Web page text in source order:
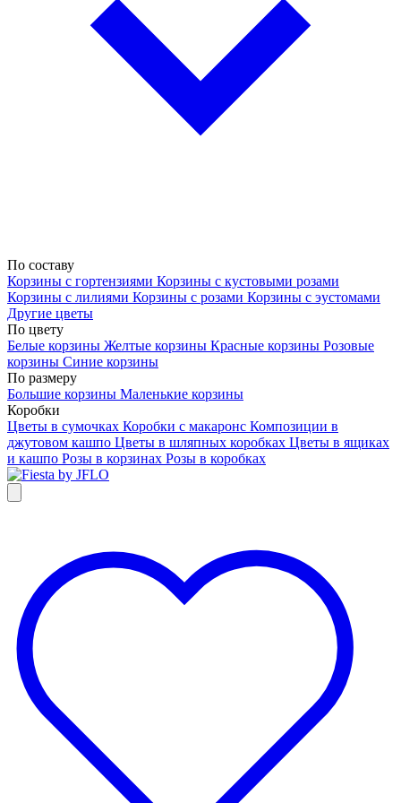
По составу
Корзины с гортензиями Корзины с кустовыми розами
Корзины с лилиями Корзины с розами Корзины с эустомами
Другие цветы
По цвету
Белые корзины Желтые корзины Красные корзины Розовые
корзины Синие корзины
По размеру
Большие корзины Маленькие корзины
Коробки
Цветы в сумочках Коробки с макаронс Композиции в
джутовом кашпо Цветы в шляпных коробках Цветы в ящиках
и кашпо Розы в корзинах Розы в коробках